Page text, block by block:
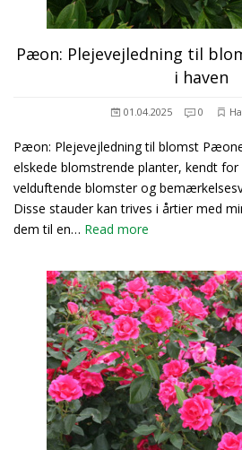
Pæon: Plejevejledning til
i haven
01.04.2025 0
Pæon: Plejevejledning til blomst
elskede blomstrende planter, kendt
velduftende blomster og
Disse stauder kan trives i årtier med
dem til en… Read more